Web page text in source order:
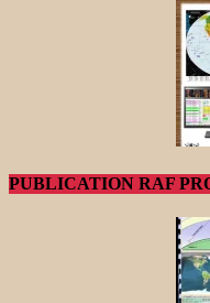
PUBLICATION RAF